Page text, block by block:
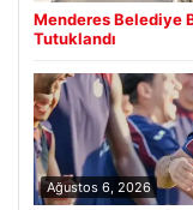
Menderes Belediye
Tutuklandı
Ağustos 6, 2026